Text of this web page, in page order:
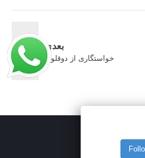
بعدی
خواستگاری از دوقلوها